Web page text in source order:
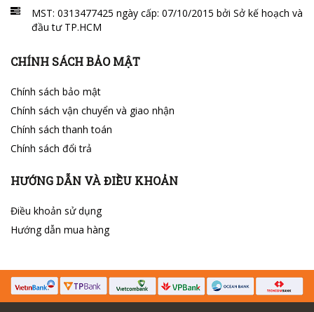
MST: 0313477425 ngày cấp: 07/10/2015 bởi Sở kế hoạch và
đầu tư TP.HCM
CHÍNH SÁCH BẢO MẬT
Chính sách bảo mật
Chính sách vận chuyển và giao nhận
Chính sách thanh toán
Chính sách đổi trả
HƯỚNG DẪN VÀ ĐIỀU KHOẢN
Điều khoản sử dụng
Hướng dẫn mua hàng